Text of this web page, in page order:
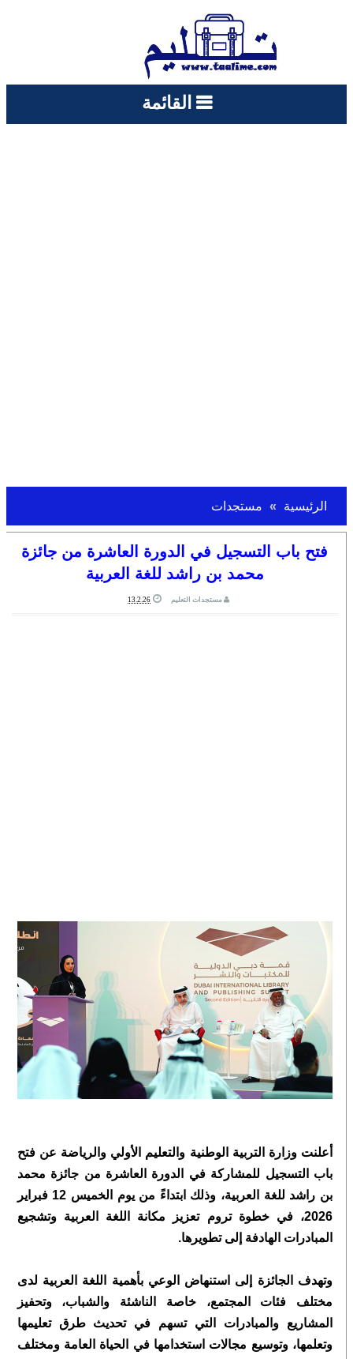
القائمة
الرئيسية مستجدات
فتح باب التسجيل في الدورة العاشرة من جائزة
محمد بن راشد للغة العربية
مستجدات التعليم 13.2.26
أعلنت وزارة التربية الوطنية والتعليم الأولي والرياضة عن فتح
باب التسجيل للمشاركة في الدورة العاشرة من جائزة محمد
بن راشد للغة العربية، وذلك ابتداءً من يوم الخميس 12 فبراير
2026، في خطوة تروم تعزيز مكانة اللغة العربية وتشجيع
المبادرات الهادفة إلى تطويرها.
وتهدف الجائزة إلى استنهاض الوعي بأهمية اللغة العربية لدى
مختلف فئات المجتمع، خاصة الناشئة والشباب، وتحفيز
المشاريع والمبادرات التي تسهم في تحديث طرق تعليمها
وتعلمها، وتوسيع مجالات استخدامها في الحياة العامة ومختلف